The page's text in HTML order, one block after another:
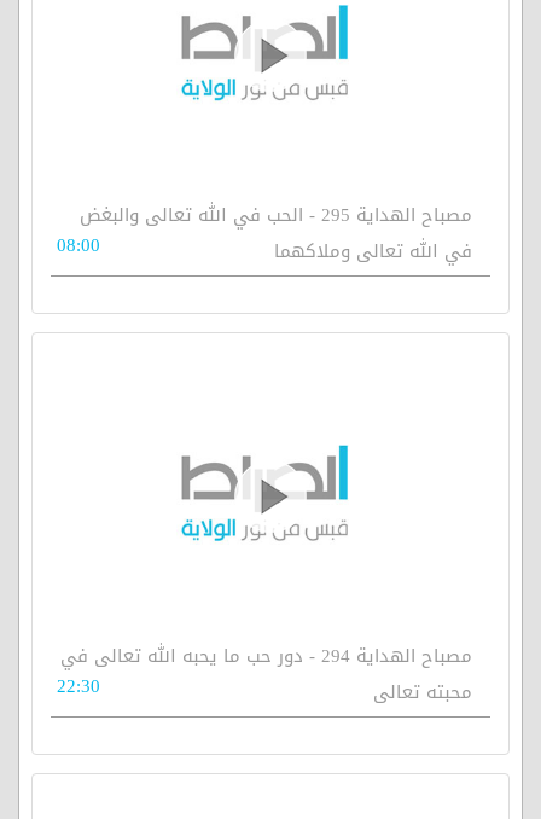
مصباح الهداية 295 - الحب في الله تعالى والبغض
في الله تعالى وملاكهما
08:00
مصباح الهداية 294 - دور حب ما يحبه الله تعالى في
محبته تعالى
22:30